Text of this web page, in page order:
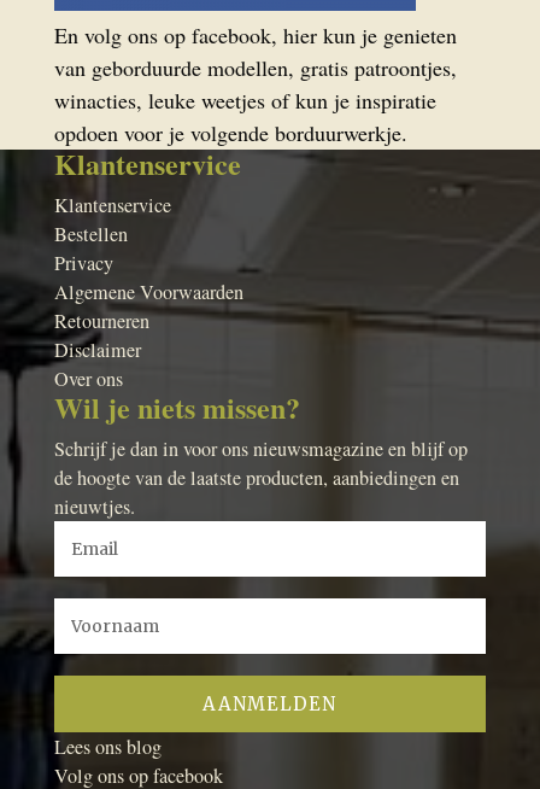
En volg ons op facebook, hier kun je genieten
van geborduurde modellen, gratis patroontjes,
winacties, leuke weetjes of kun je inspiratie
opdoen voor je volgende borduurwerkje.
Klantenservice
Klantenservice
Bestellen
Privacy
Algemene Voorwaarden
Retourneren
Disclaimer
Over ons
Wil je niets missen?
Schrijf je dan in voor ons nieuwsmagazine en blijf op
de hoogte van de laatste producten, aanbiedingen en
nieuwtjes.
Lees ons blog
Volg ons op facebook